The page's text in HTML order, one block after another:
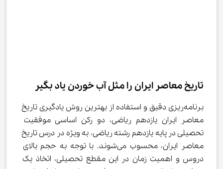
تاریخ معاصر ایران را مثل آب خوردن یاد بگیر
برنامه‌ریزی دقیق و استفاده از بهترین روش یادگیری تاریخ
معاصر ایران یازدهم ریاضی، دو رکن اساسی موفقیت
تحصیلی در پایه یازدهم رشته ریاضی، به ویژه در درس تاریخ
معاصر ایران، محسوب می‌شوند. با توجه به حجم بالای
دروس و اهمیت زمان در این مقطع تحصیلی، اتخاذ یک